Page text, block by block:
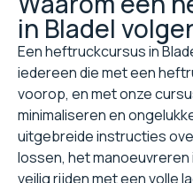
in Bladel
Een heftruckcursus in
iedereen die met een
voorop, en met onze
minimaliseren en
uitgebreide instructies
lossen, het
veilig rijden met een volle